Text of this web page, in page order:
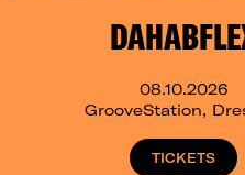
08.10.2026
GrooveStation,
TICKETS